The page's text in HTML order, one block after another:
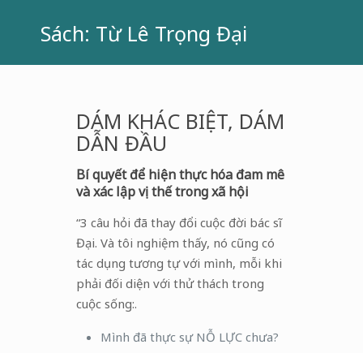
Sách: Từ Lê Trọng Đại
DÁM KHÁC BIỆT, DÁM
DẪN ĐẦU
Bí quyết để hiện thực hóa đam mê
và xác lập vị thế trong xã hội
“3 câu hỏi đã thay đổi cuộc đời bác sĩ
Đại. Và tôi nghiệm thấy, nó cũng có
tác dụng tương tự với mình, mỗi khi
phải đối diện với thử thách trong
cuộc sống:.
Mình đã thực sự NỖ LỰC chưa?